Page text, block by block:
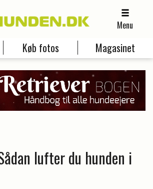
Menu
Køb fotos Magasinet
lufter du hunden i